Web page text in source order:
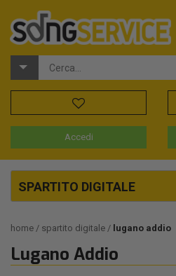
Accedi
SPARTITO DIGITALE
home spartito digitale lugano addio
Lugano Addio